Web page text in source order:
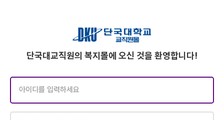
단국대교직원의 복지몰에 오신 것을 환영합니다!